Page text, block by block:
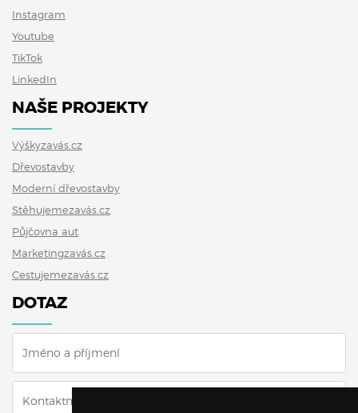
Instagram
Youtube
TikTok
LinkedIn
NAŠE PROJEKTY
Výškyzavás.cz
Dřevostavby
Moderní dřevostavby
Stěhujemezavás.cz
Půjčovna aut
Marketingzavás.cz
Cestujemezavás.cz
DOTAZ